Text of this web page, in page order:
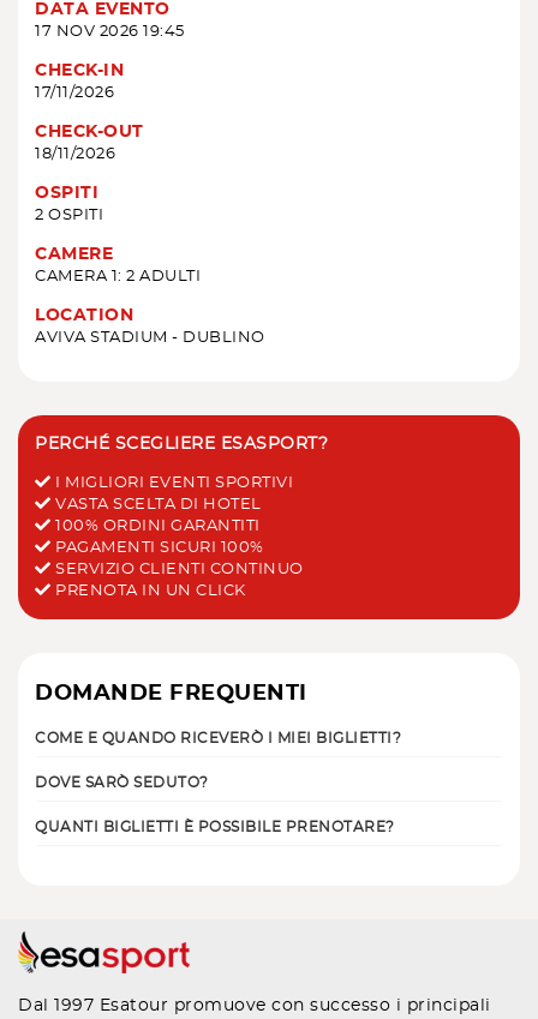
DATA EVENTO
17 NOV 2026 19:45
CHECK-IN
17/11/2026
CHECK-OUT
18/11/2026
OSPITI
2 OSPITI
CAMERE
CAMERA 1: 2 ADULTI
LOCATION
AVIVA STADIUM - DUBLINO
PERCHÉ SCEGLIERE ESASPORT?
I MIGLIORI EVENTI SPORTIVI
VASTA SCELTA DI HOTEL
100% ORDINI GARANTITI
PAGAMENTI SICURI 100%
SERVIZIO CLIENTI CONTINUO
PRENOTA IN UN CLICK
DOMANDE FREQUENTI
COME E QUANDO RICEVERÒ I MIEI BIGLIETTI?
DOVE SARÒ SEDUTO?
QUANTI BIGLIETTI È POSSIBILE PRENOTARE?
Dal 1997 Esatour promuove con successo i principali